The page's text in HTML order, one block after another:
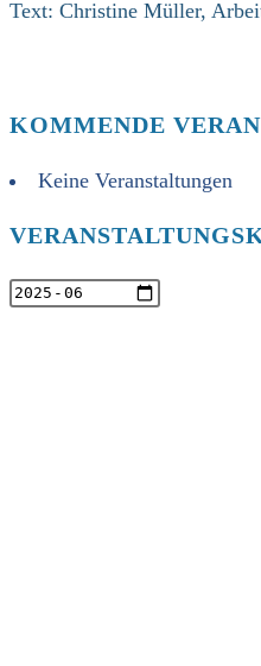
Text: Christine Müller,
KOMMENDE
Keine Veranstaltungen